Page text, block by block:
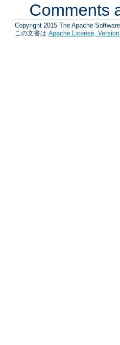
Comments
Copyright 2015 The Apache
この文書は Apache License,